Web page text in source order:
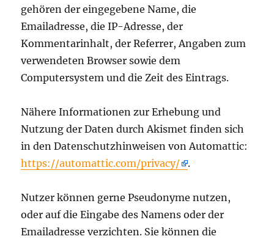
gehören der eingegebene Name, die
Emailadresse, die IP-Adresse, der
Kommentarinhalt, der Referrer, Angaben zum
verwendeten Browser sowie dem
Computersystem und die Zeit des Eintrags.
Nähere Informationen zur Erhebung und
Nutzung der Daten durch Akismet finden sich
in den Datenschutzhinweisen von Automattic:
https://automattic.com/privacy/
.
Nutzer können gerne Pseudonyme nutzen,
oder auf die Eingabe des Namens oder der
Emailadresse verzichten. Sie können die